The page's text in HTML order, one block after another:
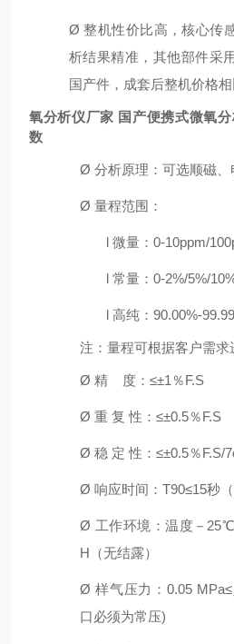
Ø整机性价比高，核心传
析结果精准，其他部件采
国产件，成套后整机价格相
氧分析仪厂家 国产便携式微氧
数
Ø 分析原理：可选顺磁
Ø 量程范围：
l 微量： 0-10ppm/
l 常量： 0-2%/5%/
l 高纯： 90.00%-
注：量程可根据客户需求
Ø 精 度 ： ≤±1％F.S
Ø 重 复 性： ≤±0.5％F.S
Ø 稳 定 性： ≤±0.5％F.S/
Ø 响应时间： T90≤15秒
Ø 工作环境：温度－ 2
H （无结露）
Ø 样气压力：0.05
口必须为常压)